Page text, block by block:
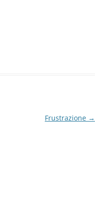
Frustrazione →